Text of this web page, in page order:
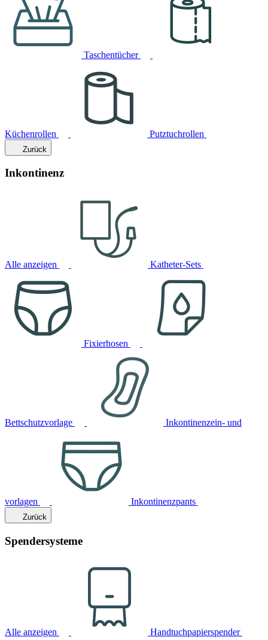
Taschentücher
Küchenrollen Putztuchrollen
Zurück
Inkontinenz
Alle anzeigen Katheter-Sets
Fixierhosen
Bettschutzvorlage Inkontinenzein- und
vorlagen Inkontinenzpants
Zurück
Spendersysteme
Alle anzeigen Handtuchpapierspender